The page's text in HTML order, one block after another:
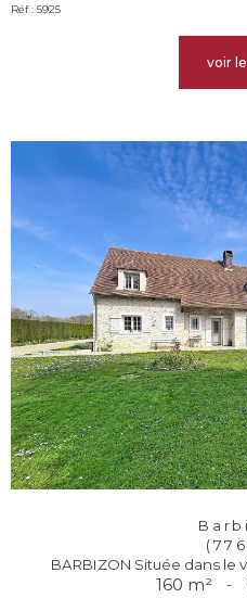
Réf : 5925
voir
BARBIZON Située dans le
160 m² -